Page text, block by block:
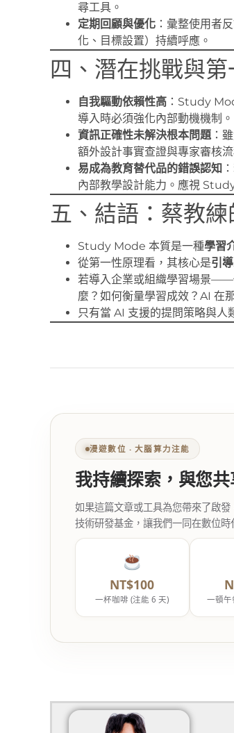
尋工具。
定期回顧與優化 ：彙整使用者
化、目標設置）持續呼應。
四、潛在挑戰與
自我驅動依賴性高 ：Study
導入時必須強化內部動機機制。
資訊正確性未解決根本問題：
額外設計事實查證與專家審核流
易成為教育替代品的錯誤認知
內部教學設計能力。應視
五、結語：蔡教
Study Mode 本質是一種學習
從第一性原理看，其核心是引
若導入企業或組織學習場景——
麼？如何衡量學習成效？AI 在
只有當 AI 支援的提問策略與人
漫遊數位 ‧ 大腦算力注能
我持續探索，與您
如果這篇文章或工具為您帶來了啟
技術研發基金，讓我們一同在數位時
NT$100
一杯咖啡 (注能 6 天) 一頓午